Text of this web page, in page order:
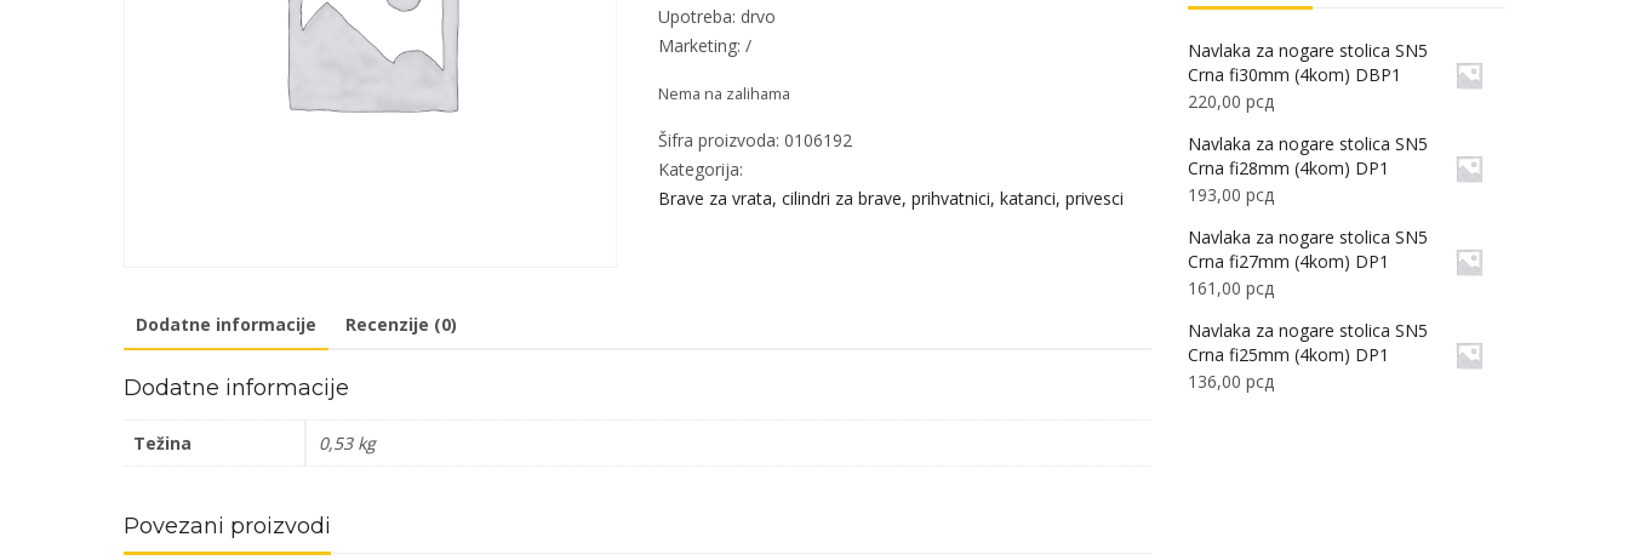
Upotreba: drvo
Marketing: /
Nema na zalihama
Šifra proizvoda: 0106192
Kategorija:
Brave za vrata, cilindri za brave, prihvatnici, katanci, privesci
Dodatne informacije Recenzije (0)
Dodatne informacije
Težina 0,53 kg
Povezani proizvodi
Navlaka za nogare stolica SN5
Crna fi30mm (4kom) DBP1
220,00 рсд
Navlaka za nogare stolica SN5
Crna fi28mm (4kom) DP1
193,00 рсд
Navlaka za nogare stolica SN5
Crna fi27mm (4kom) DP1
161,00 рсд
Navlaka za nogare stolica SN5
Crna fi25mm (4kom) DP1
136,00 рсд